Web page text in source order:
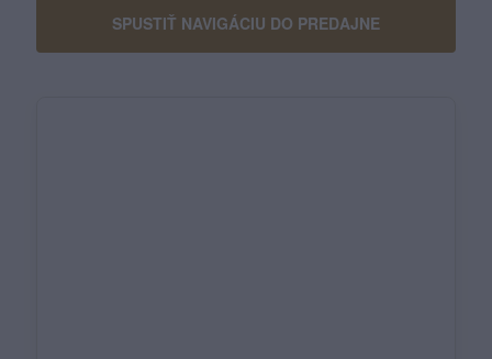
SPUSTIŤ NAVIGÁCIU DO PREDAJNE